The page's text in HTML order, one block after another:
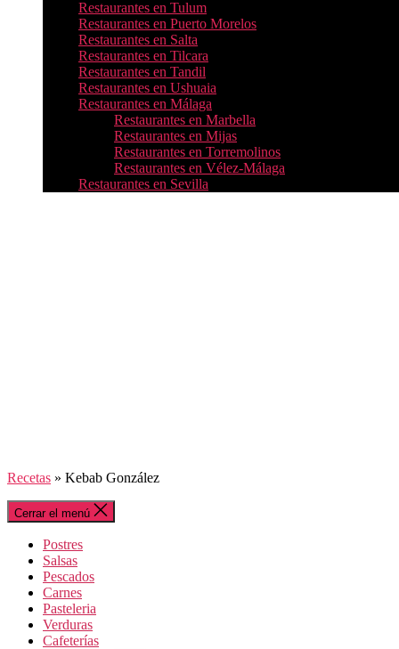
Restaurantes en Tulum
Restaurantes en Puerto Morelos
Restaurantes en Salta
Restaurantes en Tilcara
Restaurantes en Tandil
Restaurantes en Ushuaia
Restaurantes en Málaga
Restaurantes en Marbella
Restaurantes en Mijas
Restaurantes en Torremolinos
Restaurantes en Vélez-Málaga
Restaurantes en Sevilla
Recetas » Kebab González
Cerrar el menú
Postres
Salsas
Pescados
Carnes
Pasteleria
Verduras
Cafeterías